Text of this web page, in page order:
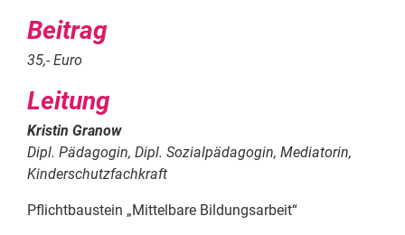
Beitrag
35,- Euro
Leitung
Kristin Granow
Dipl. Pädagogin, Dipl. Sozialpädagogin, Mediatorin,
Kinderschutzfachkraft
Pflichtbaustein „Mittelbare Bildungsarbeit“